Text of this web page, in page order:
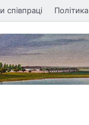
співпраці